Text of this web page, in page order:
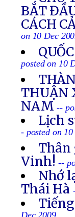
BẮT
CÁCH
on 10 Dec
posted on 10
THUẬN
NAM--
Lịch
- posted on
Thân
Vinh! --
Nhớ
Thái Hà